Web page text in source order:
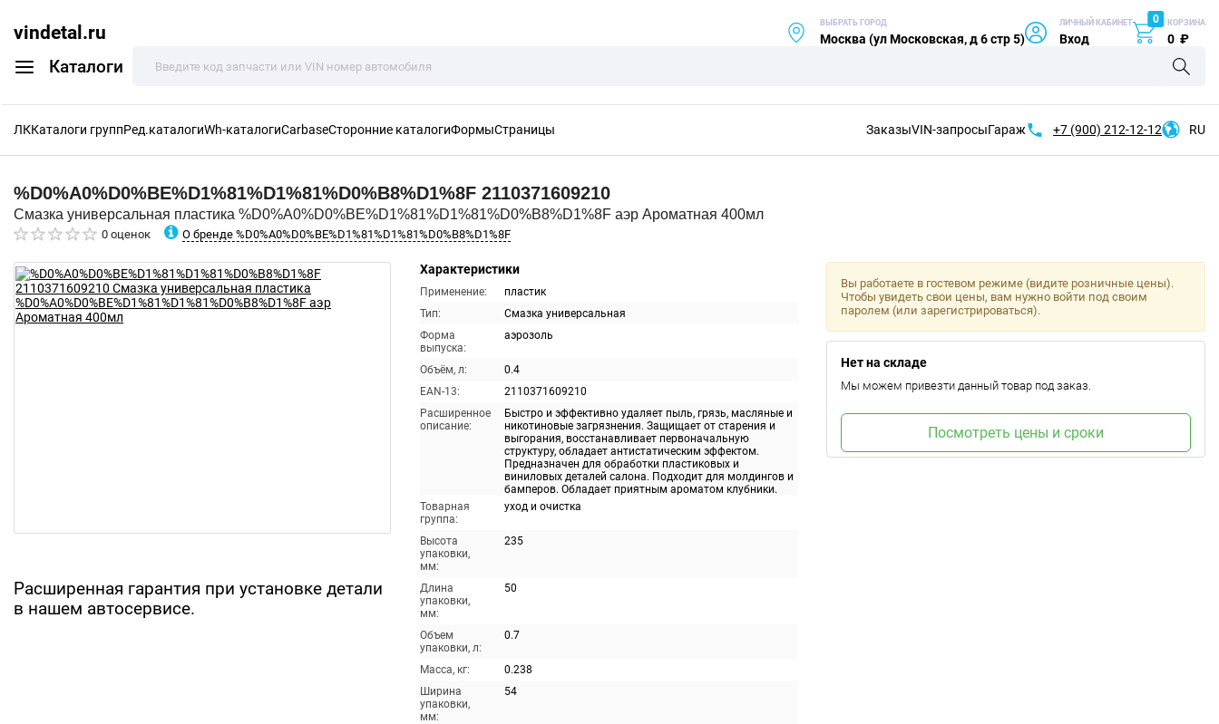
vindetal.ru
Каталоги
ВЫБРАТЬ ГОРОД
Москва (ул Московская, д 6 стр 5)
ЛИЧНЫЙ КАБИНЕТ
Вход
0 КОРЗИНА
0 ₽
ЛККаталоги группРед.каталогиWh-каталогиCarbaseСторонние каталогиФормыСтраницы ЗаказыVIN-запросыГараж +7 (900) 212-12-12 RU
%D0%A0%D0%BE%D1%81%D1%81%D0%B8%D1%8F 2110371609210
Смазка универсальная пластика %D0%A0%D0%BE%D1%81%D1%81%D0%B8%D1%8F аэр Ароматная 400мл
0 оценок О бренде %D0%A0%D0%BE%D1%81%D1%81%D0%B8%D1%8F
Расширенная гарантия при установке детали
в нашем автосервисе.
Характеристики
Применение:
пластик
Тип:
Смазка универсальная
Форма
выпуска:
аэрозоль
Объём, л:
0.4
EAN-13:
2110371609210
Расширенное
описание:
Быстро и эффективно удаляет пыль, грязь, масляные и
никотиновые загрязнения. Защищает от старения и
выгорания, восстанавливает первоначальную
структуру, обладает антистатическим эффектом.
Предназначен для обработки пластиковых и
виниловых деталей салона. Подходит для молдингов и
бамперов. Обладает приятным ароматом клубники.
Товарная
группа:
уход и очистка
Высота
упаковки,
мм:
235
Длина
упаковки,
мм:
50
Объем
упаковки, л:
0.7
Масса, кг:
0.238
Ширина
упаковки,
мм:
54
Вы работаете в гостевом режиме (видите розничные цены).
Чтобы увидеть свои цены, вам нужно войти под своим
паролем (или зарегистрироваться).
Нет на складе
Мы можем привезти данный товар под заказ.
Посмотреть цены и сроки